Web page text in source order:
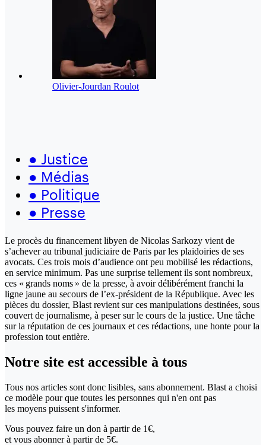
Olivier-Jourdan Roulot
● Justice
● Médias
● Politique
● Presse
Le procès du financement libyen de Nicolas Sarkozy vient de
s’achever au tribunal judiciaire de Paris par les plaidoiries de ses
avocats. Ces trois mois d’audience ont peu mobilisé les rédactions,
en service minimum. Pas une surprise tellement ils sont nombreux,
ces « grands noms » de la presse, à avoir délibérément franchi la
ligne jaune au secours de l’ex-président de la République. Avec les
pièces du dossier, Blast revient sur ces manipulations destinées, sous
couvert de journalisme, à peser sur le cours de la justice. Une tâche
sur la réputation de ces journaux et ces rédactions, une honte pour la
profession tout entière.
Notre site est accessible à tous
Tous nos articles sont donc lisibles, sans abonnement. Blast a choisi
ce modèle pour que toutes les personnes qui n'en ont pas
les moyens puissent s'informer.
Vous pouvez faire un don à partir de 1€,
et vous abonner à partir de 5€.